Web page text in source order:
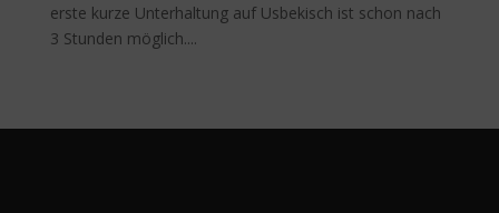
erste kurze Unterhaltung auf Usbekisch ist schon nach
3 Stunden möglich....